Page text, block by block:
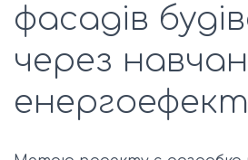
фасадів
через